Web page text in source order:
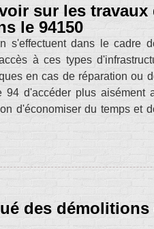
sur les
le 94150
s'effectuent dans le cadre
à ces types
en cas de réparation ou
d'accéder plus aisément
d'économiser du temps et
des démolitions